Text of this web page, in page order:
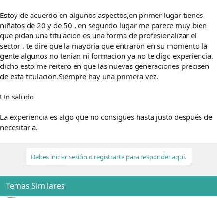
Estoy de acuerdo en algunos aspectos,en primer lugar tienes
niñatos de 20 y de 50 , en segundo lugar me parece muy bien
que pidan una titulacion es una forma de profesionalizar el
sector , te dire que la mayoria que entraron en su momento la
gente algunos no tenian ni formacion ya no te digo experiencia.
dicho esto me reitero en que las nuevas generaciones precisen
de esta titulacion.Siempre hay una primera vez.
Un saludo
La experiencia es algo que no consigues hasta justo después de
necesitarla.
Debes iniciar sesión o registrarte para responder aquí.
Temas Similares